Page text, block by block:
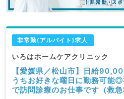
非常勤(アルバイト)求人
いろはホームケアクリニック
【愛媛県／松山市】日給
うちお好きな曜日に勤務可能
で訪問診療のお仕事です（救急